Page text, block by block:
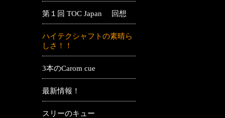
第１回 TOC Japan 回想
ハイテクシャフトの素晴ら
しさ！！
3本のCarom cue
最新情報！
スリーのキュー